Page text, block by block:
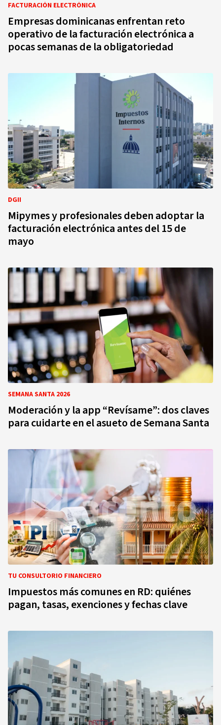
FACTURACIÓN ELECTRÓNICA
Empresas dominicanas enfrentan reto
operativo de la facturación electrónica a
pocas semanas de la obligatoriedad
DGII
Mipymes y profesionales deben adoptar la
facturación electrónica antes del 15 de
mayo
SEMANA SANTA 2026
Moderación y la app “Revísame”: dos claves
para cuidarte en el asueto de Semana Santa
TU CONSULTORIO FINANCIERO
Impuestos más comunes en RD: quiénes
pagan, tasas, exenciones y fechas clave